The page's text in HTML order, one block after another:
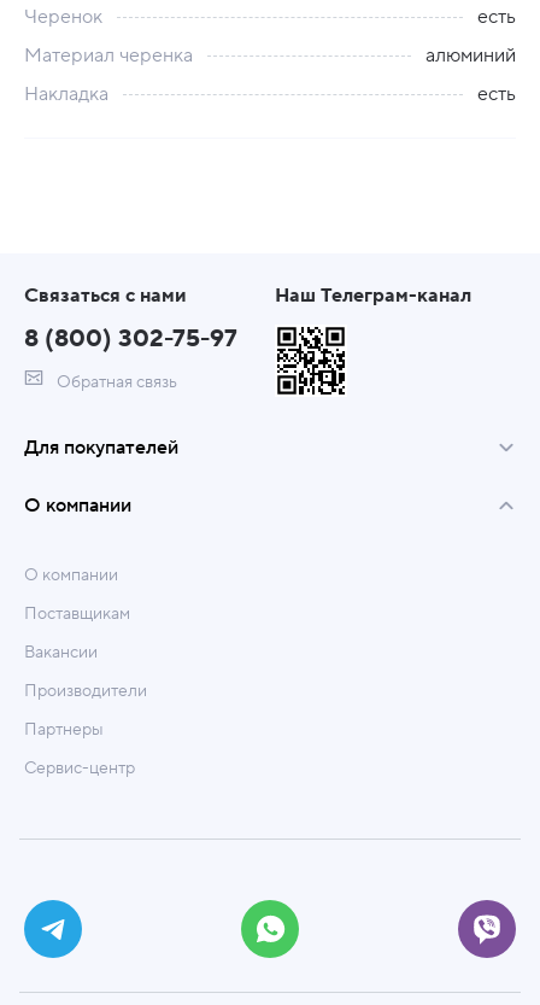
Черенок
есть
Материал черенка
алюминий
Накладка
есть
Связаться с нами
8 (800) 302-75-97
Обратная связь
Наш Телеграм-канал
Для покупателей
О компании
О компании
Поставщикам
Вакансии
Производители
Партнеры
Сервис-центр